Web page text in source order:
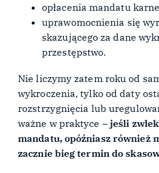
opłacenia mandatu
uprawomocnienia się
skazującego za dane
przestępstwo.
Nie liczymy zatem roku od
wykroczenia, tylko od daty
rozstrzygnięcia lub
ważne w praktyce – jeśli
mandatu, opóźniasz również
zacznie bieg termin do